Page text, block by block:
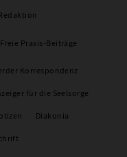
Freie Praxis-Beiträge
Korrespondenz
für die Seelsorge
Diakonia